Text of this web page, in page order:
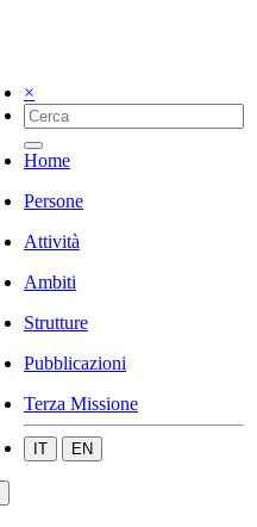
×
Home
Persone
Attività
Ambiti
Strutture
Pubblicazioni
Terza Missione
IT EN